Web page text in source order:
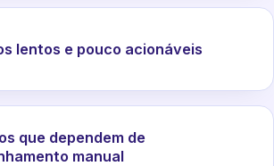
lentos e pouco acionáveis
que dependem de
manual